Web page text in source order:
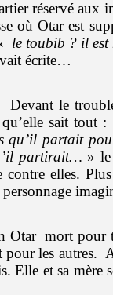
réservé aux
où Otar est
le toubib ? il est
écrite…
Devant le
sait tout
qu’il partait
partirait… »
contre elles.
Otar mort pour
les autres.
Elle et sa mère